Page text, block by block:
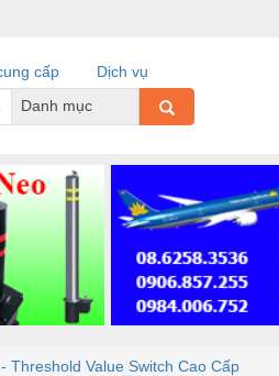
cấp
Dịch vụ
Danh mục
Threshold Value Switch Cao Cấp